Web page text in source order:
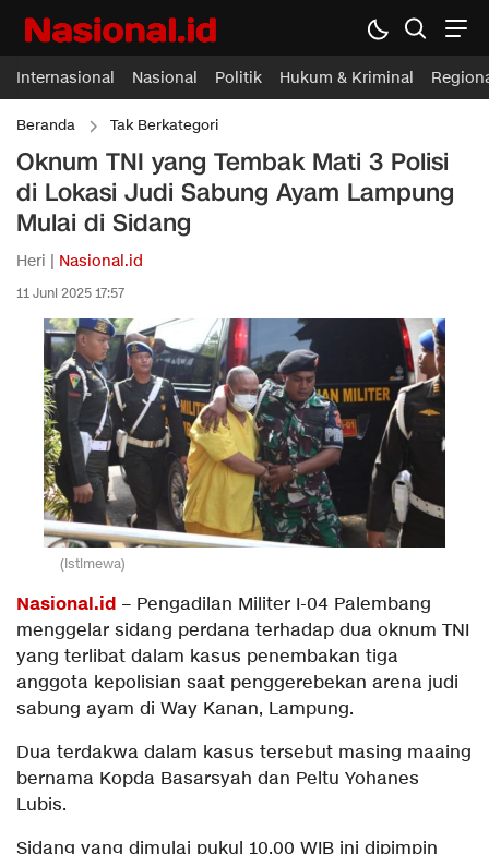
Internasional Nasional Politik Hukum & Kriminal
Beranda Tak Berkategori
Oknum TNI yang Tembak Mati 3 Polisi
di Lokasi Judi Sabung Ayam Lampung
Mulai di Sidang
Heri | Nasional.id
11 Juni 2025 17:57
(Istimewa)
Nasional.id – Pengadilan Militer I-04 Palembang
menggelar sidang perdana terhadap dua oknum TNI
yang terlibat dalam kasus penembakan tiga
anggota kepolisian saat penggerebekan arena judi
sabung ayam di Way Kanan, Lampung.
Dua terdakwa dalam kasus tersebut masing maaing
bernama Kopda Basarsyah dan Peltu Yohanes
Lubis.
Sidang yang dimulai pukul 10.00 WIB ini dipimpin